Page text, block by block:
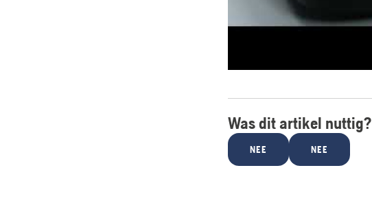
Was dit artikel nuttig?
NEE NEE